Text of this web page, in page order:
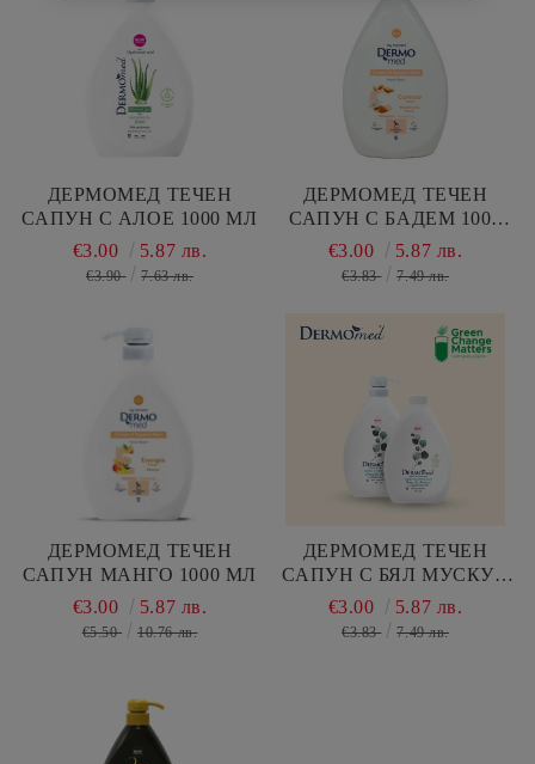
ДЕРМОМЕД ТЕЧЕН
САПУН С АЛОЕ 1000 МЛ
€3.00
5.87 лв.
€3.90 7.63 лв.
ДЕРМОМЕД ТЕЧЕН
САПУН С БАДЕМ 1000
МЛ
€3.00 5.87 лв.
€3.83 7.49 лв.
ДЕРМОМЕД ТЕЧЕН
САПУН МАНГО 1000 МЛ
€3.00
5.87 лв.
€5.50 10.76 лв.
ДЕРМОМЕД ТЕЧЕН
САПУН С БЯЛ МУСКУС
1000 МЛ
€3.00 5.87 лв.
€3.83 7.49 лв.